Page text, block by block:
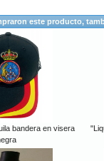
este producto,
bandera en visera